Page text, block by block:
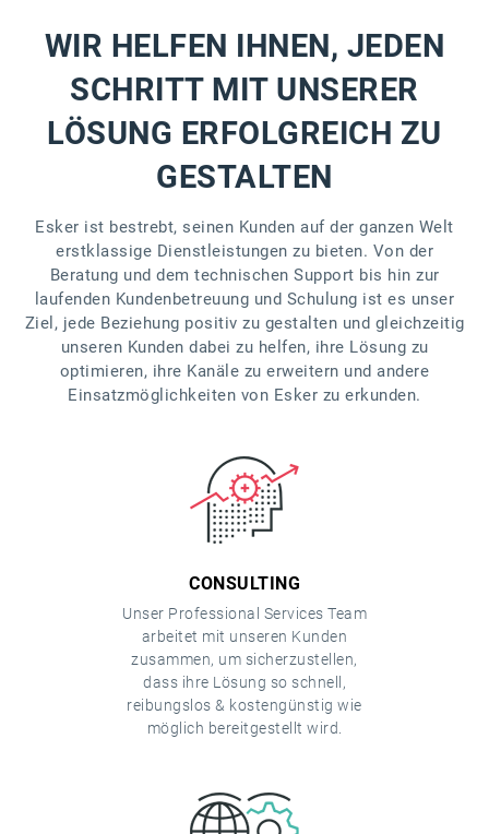
WIR HELFEN IHNEN, JEDEN
SCHRITT MIT UNSERER
LÖSUNG ERFOLGREICH ZU
GESTALTEN
Esker ist bestrebt, seinen Kunden auf der ganzen Welt
erstklassige Dienstleistungen zu bieten. Von der
Beratung und dem technischen Support bis hin zur
laufenden Kundenbetreuung und Schulung ist es unser
Ziel, jede Beziehung positiv zu gestalten und gleichzeitig
unseren Kunden dabei zu helfen, ihre Lösung zu
optimieren, ihre Kanäle zu erweitern und andere
Einsatzmöglichkeiten von Esker zu erkunden.
CONSULTING
Unser Professional Services Team
arbeitet mit unseren Kunden
zusammen, um sicherzustellen,
dass ihre Lösung so schnell,
reibungslos & kostengünstig wie
möglich bereitgestellt wird.